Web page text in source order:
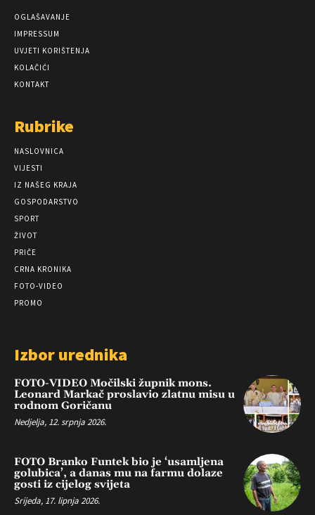
OGLAŠAVANJE
IMPRESSUM
UVJETI KORIŠTENJA
KOLAČIĆI
KONTAKT
Rubrike
NASLOVNICA
VIJESTI
IZ NAŠEG KRAJA
GOSPODARSTVO
SPORT
ŽIVOT
PRIČE
CRNA KRONIKA
FOTO-VIDEO
PROMO
Izbor urednika
FOTO-VIDEO Močilski župnik mons.
Leonard Markač proslavio zlatnu misu u
rodnom Goričanu
Nedjelja, 12. srpnja 2026.
FOTO Branko Funtek bio je ‘usamljena
golubica’, a danas mu na farmu dolaze
gosti iz cijelog svijeta
Srijeda, 17. lipnja 2026.